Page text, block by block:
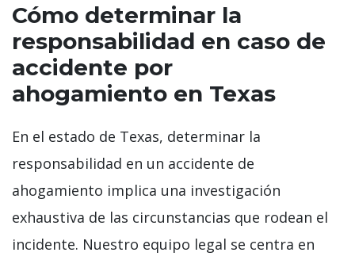
Cómo determinar la
responsabilidad en caso de
accidente por
ahogamiento en Texas
En el estado de Texas, determinar la
responsabilidad en un accidente de
ahogamiento implica una investigación
exhaustiva de las circunstancias que rodean el
incidente. Nuestro equipo legal se centra en